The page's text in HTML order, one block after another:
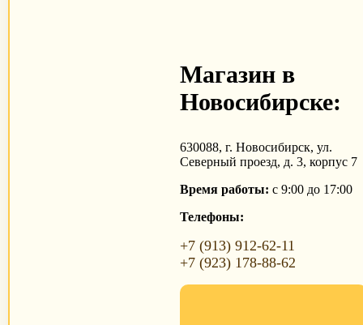
Магазин в
Новосибирске:
630088, г. Новосибирск, ул.
Северный проезд, д. 3, корпус 7
Время работы: с 9:00 до 17:00
Телефоны:
+7 (913) 912-62-11
+7 (923) 178-88-62